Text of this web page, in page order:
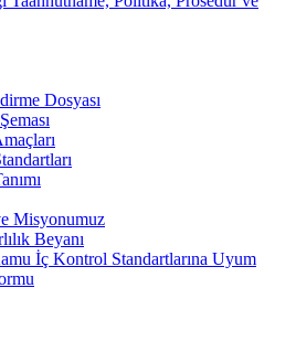
Dosyası
Misyonumuz
Beyanı
İç Kontrol Standartlarına Uyum